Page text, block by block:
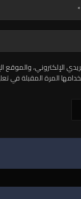
الإلكتروني، والموقع
المرة المقبلة في